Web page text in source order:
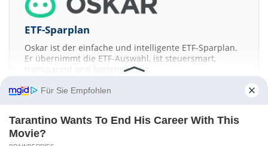
ETF-Sparplan
Oskar ist der einfache und intelligente ETF-Sparplan.
Er übernimmt die ETF-Auswahl, ist steuersmart,
transparent und kostengünstig.
JETZT MEHR ERFAHREN
Für Sie Empfohlen
Tarantino Wants To End His Career With This
Movie?